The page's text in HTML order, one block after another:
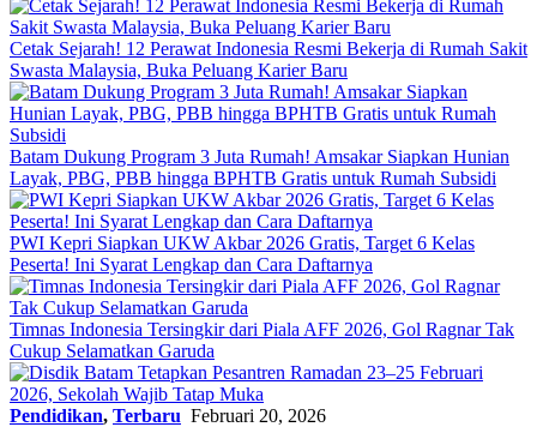
Cetak Sejarah! 12 Perawat Indonesia Resmi Bekerja di Rumah Sakit
Swasta Malaysia, Buka Peluang Karier Baru
Batam Dukung Program 3 Juta Rumah! Amsakar Siapkan Hunian
Layak, PBG, PBB hingga BPHTB Gratis untuk Rumah Subsidi
PWI Kepri Siapkan UKW Akbar 2026 Gratis, Target 6 Kelas
Peserta! Ini Syarat Lengkap dan Cara Daftarnya
Timnas Indonesia Tersingkir dari Piala AFF 2026, Gol Ragnar Tak
Cukup Selamatkan Garuda
Pendidikan, Terbaru Februari 20, 2026